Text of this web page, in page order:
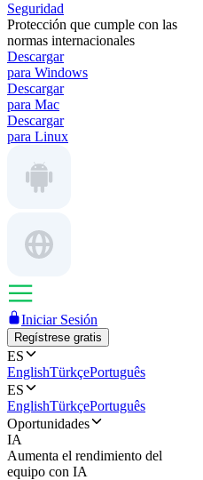
Seguridad
Protección que cumple con las
normas internacionales
Descargar
para Windows
Descargar
para Mac
Descargar
para Linux
Iniciar Sesión
Regístrese gratis
ES
EnglishTürkçePortuguês
ES
EnglishTürkçePortuguês
Oportunidades
IA
Aumenta el rendimiento del
equipo con IA